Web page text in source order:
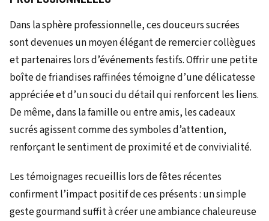
Dans la sphère professionnelle, ces douceurs sucrées
sont devenues un moyen élégant de remercier collègues
et partenaires lors d’événements festifs. Offrir une petite
boîte de friandises raffinées témoigne d’une délicatesse
appréciée et d’un souci du détail qui renforcent les liens.
De même, dans la famille ou entre amis, les cadeaux
sucrés agissent comme des symboles d’attention,
renforçant le sentiment de proximité et de convivialité.
Les témoignages recueillis lors de fêtes récentes
confirment l’impact positif de ces présents : un simple
geste gourmand suffit à créer une ambiance chaleureuse